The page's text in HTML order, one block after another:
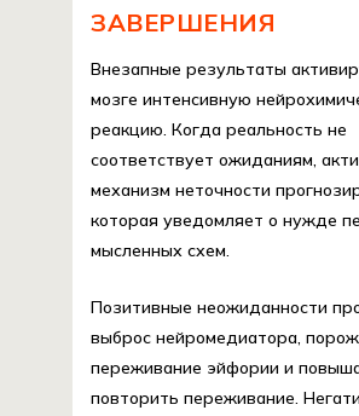
ЗАВЕРШЕНИЯ
Внезапные результаты
мозге интенсивную
реакцию. Когда реальность не
соответствует ожиданиям,
механизм неточности
которая уведомляет о нужде
мысленных схем.
Позитивные неожиданности
выброс нейромедиатора,
переживание эйфории и
повторить переживание.